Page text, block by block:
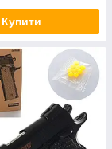
Купити